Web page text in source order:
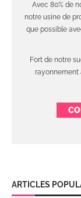
Avec 80% de
notre usine de
que possible
Fort de notre
rayonnement
ARTICLES